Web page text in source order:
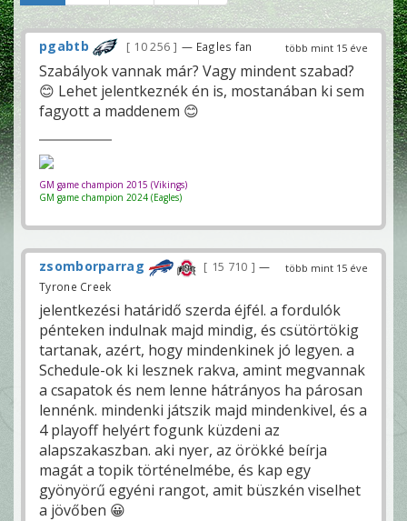
több mint 15 éve
pgabtb 10 256 — Eagles fan
Szabályok vannak már? Vagy mindent szabad?
😊 Lehet jelentkeznék én is, mostanában ki sem
fagyott a maddenem 😊
GM game champion 2015 (Vikings)
GM game champion 2024 (Eagles)
több mint 15 éve
zsomborparrag 15 710
—
Tyrone Creek
jelentkezési határidő szerda éjfél. a fordulók
pénteken indulnak majd mindig, és csütörtökig
tartanak, azért, hogy mindenkinek jó legyen. a
Schedule-ok ki lesznek rakva, amint megvannak
a csapatok és nem lenne hátrányos ha párosan
lennénk. mindenki játszik majd mindenkivel, és a
4 playoff helyért fogunk küzdeni az
alapszakaszban. aki nyer, az örökké beírja
magát a topik történelmébe, és kap egy
gyönyörű egyéni rangot, amit büszkén viselhet
a jövőben 😀